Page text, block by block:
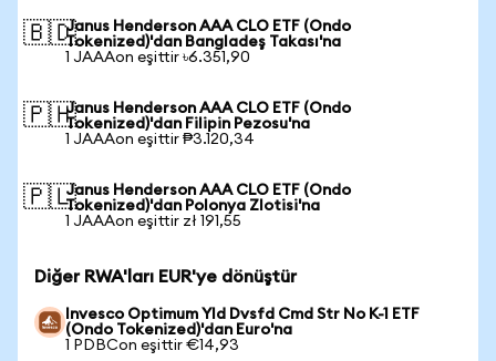
🇧🇩Janus Henderson AAA CLO ETF (Ondo
Tokenized)'dan Bangladeş Takası'na
1 JAAAon eşittir ৳6.351,90
🇵🇭Janus Henderson AAA CLO ETF (Ondo
Tokenized)'dan Filipin Pezosu'na
1 JAAAon eşittir ₱3.120,34
🇵🇱Janus Henderson AAA CLO ETF (Ondo
Tokenized)'dan Polonya Zlotisi'na
1 JAAAon eşittir zł 191,55
Diğer RWA'ları EUR'ye dönüştür
Invesco Optimum Yld Dvsfd Cmd Str No K-1 ETF
(Ondo Tokenized)'dan Euro'na
1 PDBCon eşittir €14,93